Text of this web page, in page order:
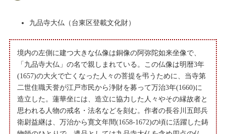
九品寺大仏（台東区登載文化財）
境内の左側に建つ大きな仏像は銅像の阿弥陀如来坐像で、
「九品寺大仏」の名で親しまれている。この仏像は明暦3年
(1657)の大火で亡くなった人々の菩提を弔うために、当寺第
二世住職天誉が江戸市民から浄財を募って万治3年(1660)に
造立した。蓮華坐には、造立に協力した人々やその縁故者と
思われる人物の戒名・法名などを刻む。作者の長谷川五郎兵
衛尉益継は、万治から寛文年間(1658-1672)の頃に活躍した鋳